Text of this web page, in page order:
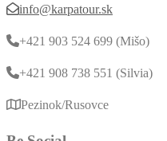
info@karpatour.sk
+421 903 524 699 (Mišo)
+421 908 738 551 (Silvia)
Pezinok/Rusovce